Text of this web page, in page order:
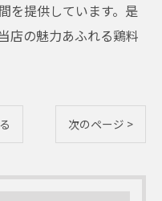
を提供しています。是
店の魅力あふれる鶏料
次のページ >